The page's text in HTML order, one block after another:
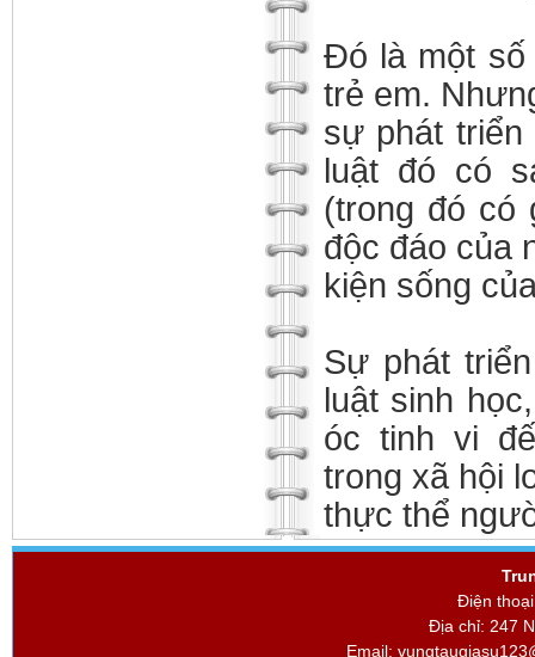
Đó là một số
trẻ em.
sự phát
luật đó có
(trong đó có
độc đáo của
kiện sống
Sự phát
luật sinh
óc tinh vi
trong xã hội
thực thể
Điện
Địa chỉ: 247
Email: